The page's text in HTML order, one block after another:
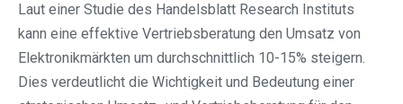
Laut einer Studie des Handelsblatt Research Instituts
kann eine effektive Vertriebsberatung den Umsatz von
Elektronikmärkten um durchschnittlich 10-15% steigern.
Dies verdeutlicht die Wichtigkeit und Bedeutung einer